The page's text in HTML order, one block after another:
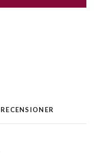
RECENSIONER